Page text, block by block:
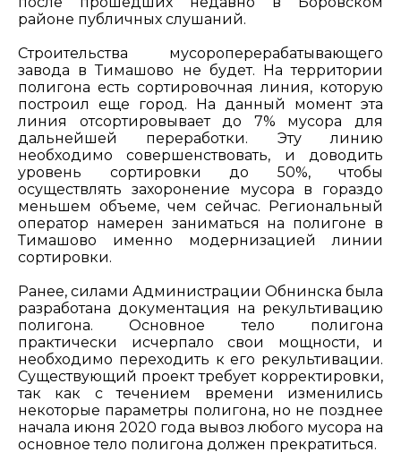
районе публичных слушаний.
Строительства мусороперерабатывающего
завода в Тимашово не будет. На территории
полигона есть сортировочная линия, которую
построил еще город. На данный момент эта
линия отсортировывает до 7% мусора для
дальнейшей переработки. Эту линию
необходимо совершенствовать, и доводить
уровень сортировки до 50%, чтобы
осуществлять захоронение мусора в гораздо
меньшем объеме, чем сейчас. Региональный
оператор намерен заниматься на полигоне в
Тимашово именно модернизацией линии
сортировки.
Ранее, силами Администрации Обнинска была
разработана документация на рекультивацию
полигона. Основное тело полигона
практически исчерпало свои мощности, и
необходимо переходить к его рекультивации.
Существующий проект требует корректировки,
так как с течением времени изменились
некоторые параметры полигона, но не позднее
начала июня 2020 года вывоз любого мусора на
основное тело полигона должен прекратиться.